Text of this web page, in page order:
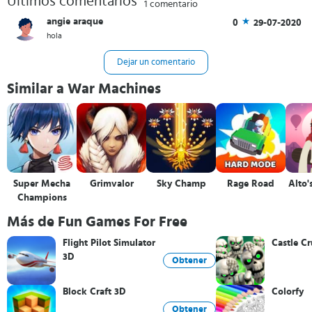
1 comentario
angie araque
0 29-07-2020
hola
Dejar un comentario
Similar a War Machines
Super Mecha
Champions
Grimvalor Sky Champ Rage Road
Más de Fun Games For Free
Flight Pilot Simulator
3D
Obtener
Block Craft 3D
Obtener
Castle
Colorfy